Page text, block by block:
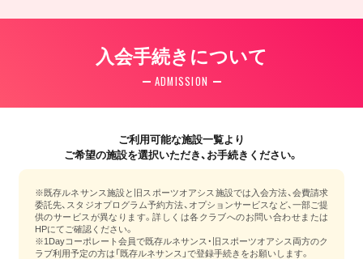
入会手続きについて
ADMISSION
ご利用可能な施設一覧より
ご希望の施設を選択いただき、お手続きください。
※既存ルネサンス施設と旧スポーツオアシス施設では入会方法、会費請求
委託先、スタジオプログラム予約方法、オプションサービスなど、一部ご提
供のサービスが異なります。詳しくは各クラブへのお問い合わせまたは
HPにてご確認ください。
※1Dayコーポレート会員で既存ルネサンス・旧スポーツオアシス両方のク
ラブ利用予定の方は「既存ルネサンス」で登録手続きをお願いします。